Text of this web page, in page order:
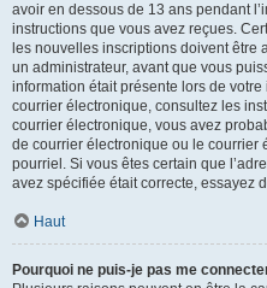
avoir en dessous de 13 ans pendant
instructions que vous avez reçues.
les nouvelles inscriptions doivent être
un administrateur, avant que vous
information était présente lors de
courrier électronique, consultez les
courrier électronique, vous avez
de courrier électronique ou le courrier
pourriel. Si vous êtes certain que
avez spécifiée était correcte, essayez
Haut
Pourquoi ne puis-je pas me